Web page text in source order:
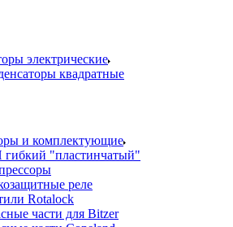
электрические
квадратные
и комплектующие
"пластинчатый"
реле
Rotalock
части для Bitzer